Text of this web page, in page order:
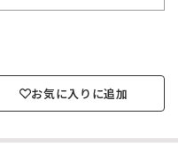
お気に入りに追加